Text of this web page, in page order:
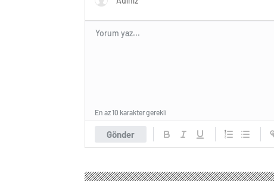
Gönder
En az 10 karakter gerekli